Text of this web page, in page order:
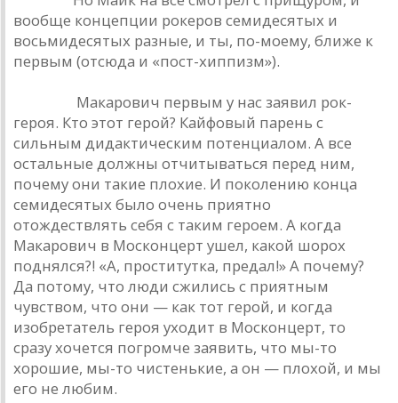
вообще концепции рокеров семидесятых и
восьмидесятых разные, и ты, по-моему, ближе к
первым (отсюда и «пост-хиппизм»).
Макарович первым у нас заявил рок-
героя. Кто этот герой? Кайфовый парень с
сильным дидактическим потенциалом. А все
остальные должны отчитываться перед ним,
почему они такие плохие. И поколению конца
семидесятых было очень приятно
отождествлять себя с таким героем. А когда
Макарович в Москонцерт ушел, какой шорох
поднялся?! «А, проститутка, предал!» А почему?
Да потому, что люди сжились с приятным
чувством, что они — как тот герой, и когда
изобретатель героя уходит в Москонцерт, то
сразу хочется погромче заявить, что мы-то
хорошие, мы-то чистенькие, а он — плохой, и мы
его не любим.